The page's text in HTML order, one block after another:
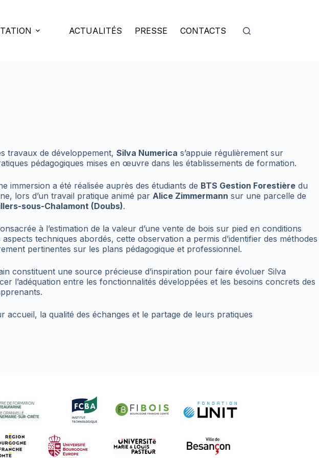
ACTUALITÉS PRESSE CONTACTS
travaux de développement, Silva Numerica s’appuie régulièrement sur
pédagogiques mises en œuvre dans les établissements de formation.
immersion a été réalisée auprès des étudiants de BTS Gestion Forestière du
lors d’un travail pratique animé par Alice Zimmermann sur une parcelle de
sous-Chalamont (Doubs).
à l’estimation de la valeur d’une vente de bois sur pied en conditions
techniques abordés, cette observation a permis d’identifier des méthodes
pertinentes sur les plans pédagogique et professionnel.
constituent une source précieuse d’inspiration pour faire évoluer Silva
l’adéquation entre les fonctionnalités développées et les besoins concrets des
accueil, la qualité des échanges et le partage de leurs pratiques